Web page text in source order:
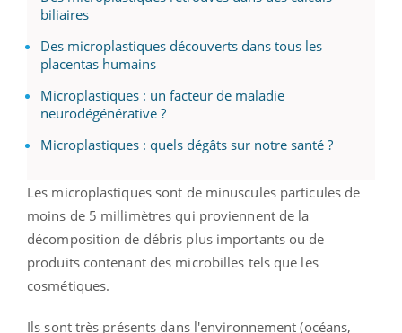
biliaires
Des microplastiques découverts dans tous les
placentas humains
Microplastiques : un facteur de maladie
neurodégénérative ?
Microplastiques : quels dégâts sur notre santé ?
Les microplastiques sont de minuscules particules de
moins de 5 millimètres qui proviennent de la
décomposition de débris plus importants ou de
produits contenant des microbilles tels que les
cosmétiques.
Ils sont très présents dans l'environnement (océans,